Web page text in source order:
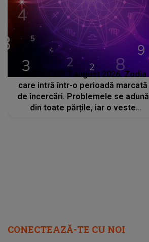
HOROSCOP 7 august 2026. Zodia
care intră într-o perioadă marcată
de încercări. Problemele se adună
din toate părțile, iar o veste
CONECTEAZĂ-TE CU NOI